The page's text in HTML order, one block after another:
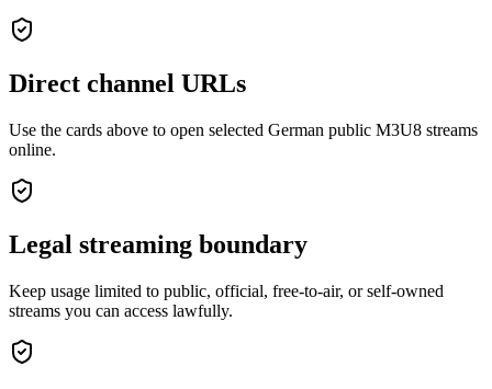
Direct channel URLs
Use the cards above to open selected German public M3U8 streams
online.
Legal streaming boundary
Keep usage limited to public, official, free-to-air, or self-owned
streams you can access lawfully.